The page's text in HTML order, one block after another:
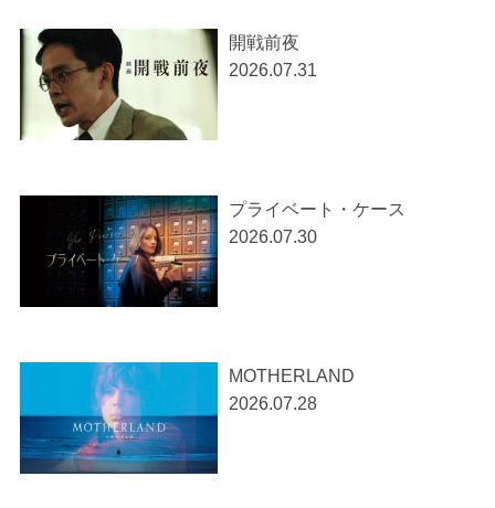
開戦前夜
2026.07.31
プライベート・ケース
2026.07.30
MOTHERLAND
2026.07.28